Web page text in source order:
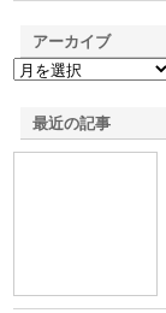
アーカイブ
最近の記事